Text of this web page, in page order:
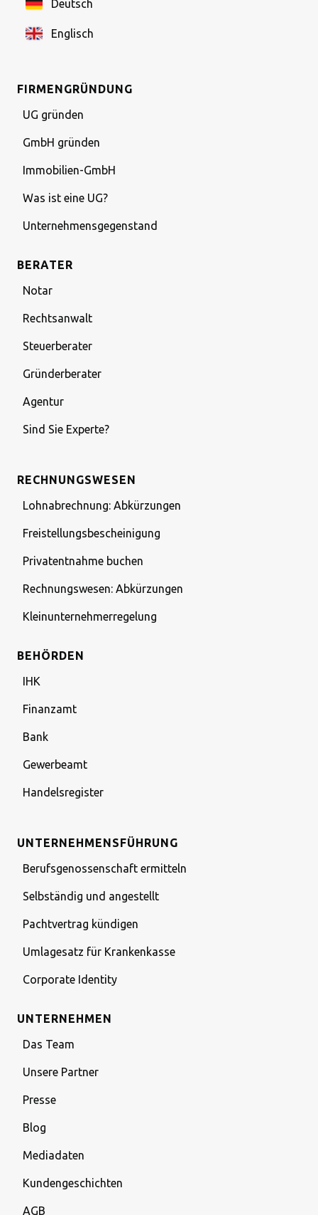
Deutsch
Englisch
FIRMENGRÜNDUNG
UG gründen
GmbH gründen
Immobilien-GmbH
Was ist eine UG?
Unternehmensgegenstand
BERATER
Notar
Rechtsanwalt
Steuerberater
Gründerberater
Agentur
Sind Sie Experte?
RECHNUNGSWESEN
Lohnabrechnung: Abkürzungen
Freistellungsbescheinigung
Privatentnahme buchen
Rechnungswesen: Abkürzungen
Kleinunternehmerregelung
BEHÖRDEN
IHK
Finanzamt
Bank
Gewerbeamt
Handelsregister
UNTERNEHMENSFÜHRUNG
Berufsgenossenschaft ermitteln
Selbständig und angestellt
Pachtvertrag kündigen
Umlagesatz für Krankenkasse
Corporate Identity
UNTERNEHMEN
Das Team
Unsere Partner
Presse
Blog
Mediadaten
Kundengeschichten
AGB